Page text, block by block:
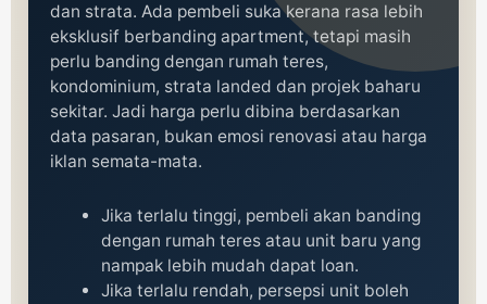
dan strata. Ada pembeli suka kerana rasa lebih
eksklusif berbanding apartment, tetapi masih
perlu banding dengan rumah teres,
kondominium, strata landed dan projek baharu
sekitar. Jadi harga perlu dibina berdasarkan
data pasaran, bukan emosi renovasi atau harga
iklan semata-mata.
Jika terlalu tinggi, pembeli akan banding
dengan rumah teres atau unit baru yang
nampak lebih mudah dapat loan.
Jika terlalu rendah, persepsi unit boleh